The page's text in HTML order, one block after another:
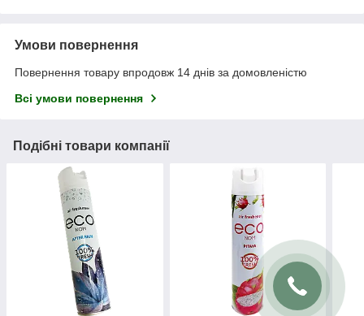
Умови повернення
Повернення товару впродовж 14 днів за домовленістю
Всі умови повернення
Подібні товари компанії